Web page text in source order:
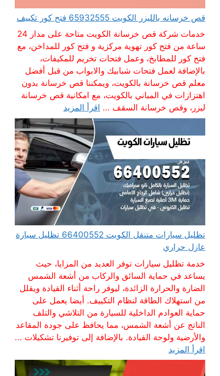
قص خرسانه بالليزر الكويت 65932555 فتح كور تكييف
خدمات شركة قص خرسانة الكويت متاحة على مدار 24
ساعة من فتح كور تهوية مركزية و فتح كور للمداخن، مع
فتح كور للمطابخ، وعمل فتحات تخريم للمكيفات،
بالإضافة لعمل فتحات شبابيك والابواب من قبل أفضل
معلم قص خرسانة بالكويت، ويمكننا قص خرسانة بدون
اهتزازات في المباني بالكويت، مع امكانية قص خرسانة
ليزر، وقص خرسانة السقف ... اقرأ المزيد
تظليل سيارات متنقل الكويت 66400552 تظليل سيارة
عازل حراري
خدمة تظليل سيارات توفر العديد من المزايا، حيث
يساعد في حماية السائق والركاب من أشعة الشمس
الضارة والحرارة الزائدة، ليوفر راحة أثناء القيادة ويقلل
من استهلاك الطاقة لنظام التكييف. أيضا يعمل على
حماية العوادم الداخلية للسيارة من التلاشي والتلف
الناتج عن أشعة الشمس، مما يحافظ على جودة المقاعد
والأرضية ولوحة القيادة. بالإضافة إلى توفيرنا تشكيلات ...
اقرأ المزيد